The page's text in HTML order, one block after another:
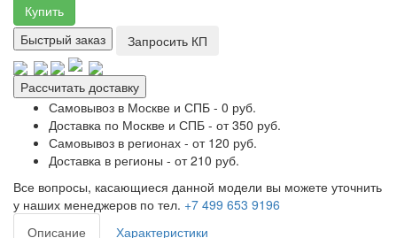
Купить
Быстрый заказ
Запросить КП
Рассчитать доставку
Самовывоз в Москве и СПБ - 0 руб.
Доставка по Москве и СПБ - от 350 руб.
Самовывоз в регионах - от 120 руб.
Доставка в регионы - от 210 руб.
Все вопросы, касающиеся данной модели вы можете уточнить
у наших менеджеров по тел. +7 499 653 9196
Описание
Характеристики